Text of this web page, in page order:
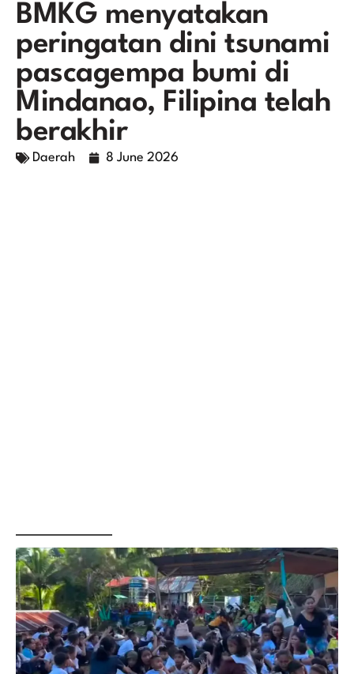
BMKG menyatakan
peringatan dini tsunami
pascagempa bumi di
Mindanao, Filipina telah
berakhir
Daerah 8 June 2026